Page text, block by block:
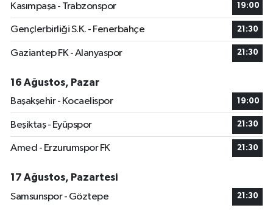
Kasımpaşa - Trabzonspor 19:00
Gençlerbirliği S.K. - Fenerbahçe 21:30
Gaziantep FK - Alanyaspor 21:30
16 Ağustos, Pazar
Başakşehir - Kocaelispor
19:00
Beşiktaş - Eyüpspor 21:30
Amed - Erzurumspor FK 21:30
17 Ağustos, Pazartesi
Samsunspor - Göztepe
21:30